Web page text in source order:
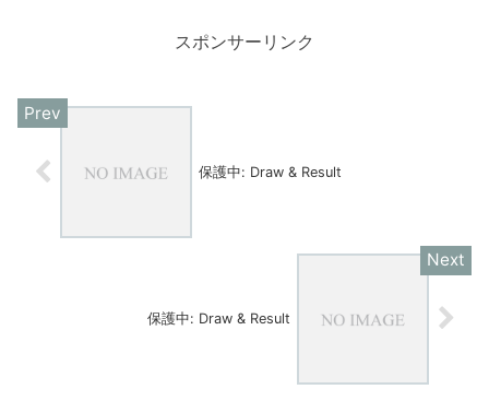
スポンサーリンク
保護中: Draw & Result
保護中: Draw & Result